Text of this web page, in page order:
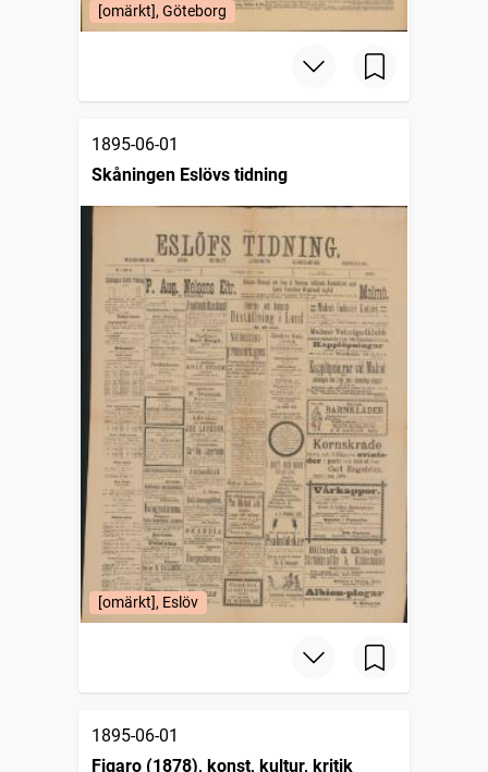
[omärkt], Göteborg
1895-06-01
Skåningen Eslövs tidning
[omärkt], Eslöv
1895-06-01
Figaro (1878), konst, kultur, kritik